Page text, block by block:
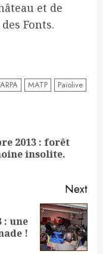
et de
Fonts.
MATP Païolive
2013 : forêt
insolite.
Next
: une
!